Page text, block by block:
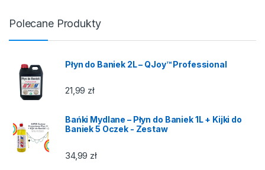
Polecane Produkty
Płyn do Baniek 2L – QJoy™ Professional
21,99 zł
Bańki Mydlane – Płyn do Baniek 1L + Kijki do
Baniek 5 Oczek - Zestaw
34,99 zł